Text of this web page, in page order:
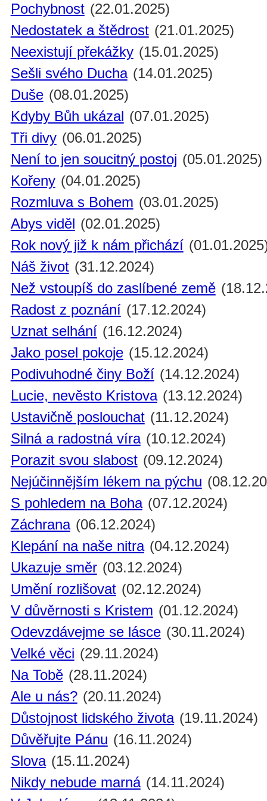
Pochybnost (22.01.2025)
Nedostatek a štědrost (21.01.2025)
Neexistují překážky (15.01.2025)
Sešli svého Ducha (14.01.2025)
Duše (08.01.2025)
Kdyby Bůh ukázal (07.01.2025)
Tři divy (06.01.2025)
Není to jen soucitný postoj (05.01.2025)
Kořeny (04.01.2025)
Rozmluva s Bohem (03.01.2025)
Abys viděl (02.01.2025)
Rok nový již k nám přichází
Náš život (31.12.2024)
Než vstoupíš do zaslíbené země
Radost z poznání (17.12.2024)
Uznat selhání (16.12.2024)
Jako posel pokoje (15.12.2024)
Podivuhodné činy Boží (14.12.2024)
Lucie, nevěsto Kristova (13.12.2024)
Ustavičně poslouchat (11.12.2024)
Silná a radostná víra (10.12.2024)
Porazit svou slabost (09.12.2024)
Nejúčinnějším lékem na pýchu
S pohledem na Boha (07.12.2024)
Záchrana (06.12.2024)
Klepání na naše nitra (04.12.2024)
Ukazuje směr (03.12.2024)
Umění rozlišovat (02.12.2024)
V důvěrnosti s Kristem (01.12.2024)
Odevzdávejme se lásce (30.11.2024)
Velké věci (29.11.2024)
Na Tobě (28.11.2024)
Ale u nás? (20.11.2024)
Důstojnost lidského života (19.11.2024)
Důvěřujte Pánu (16.11.2024)
Slova (15.11.2024)
Nikdy nebude marná (14.11.2024)